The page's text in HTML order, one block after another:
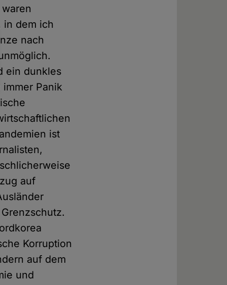
in dem ich
nach
ein dunkles
Panik
ist
auf
Korruption
auf dem
und